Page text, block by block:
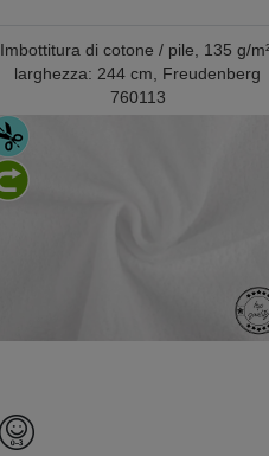
Imbottitura di cotone / pile, 135 g/
larghezza: 244 cm, Freudenberg
760113